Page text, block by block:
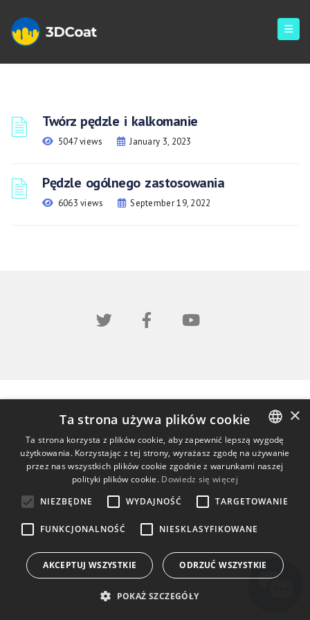
Twórz pędzle i kalkomanie
5047 views January 3, 2023
Pędzle ogólnego zastosowania
6063 views September 19, 2022
ENGLISH
CROATIAN
DUTCH
×
Ta strona używa plików cookie
Ta strona korzysta z plików cookie, aby zapewnić lepszą wygodę
użytkowania. Korzystając z tej strony, wyrażasz zgodę na używanie
przez nas wszystkich plików cookie zgodnie z warunkami naszej
polityki plików cookie. Dowiedz się więcej
NIEZBĘDNE
WYDAJNOŚĆ TARGETOWANIE
FUNKCJONALNOŚĆ NIESKLASYFIKOWANE
AKCEPTUJ WSZYSTKIE ODRZUĆ WSZYSTKIE
POKAŻ SZCZEGÓŁY